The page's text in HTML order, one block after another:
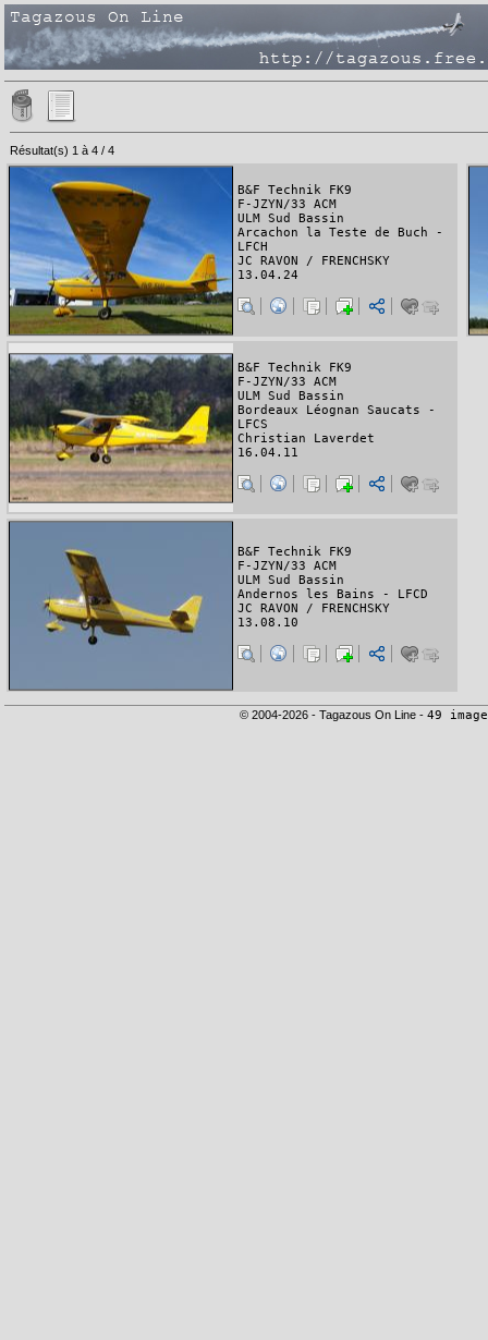
Résultat(s) 1 à 4 / 4
B&F Technik FK9
F-JZYN/33 ACM
ULM Sud Bassin
Arcachon la Teste de Buch -
LFCH
JC RAVON / FRENCHSKY
13.04.24
B&F Technik FK9
F-JZYN/33 ACM
ULM Sud Bassin
Bordeaux Léognan Saucats -
LFCS
Christian Laverdet
16.04.11
B&F Technik FK9
F-JZYN/33 ACM
ULM Sud Bassin
Andernos les Bains - LFCD
JC RAVON / FRENCHSKY
13.08.10
© 2004-2026 - Tagazous On Line - 49